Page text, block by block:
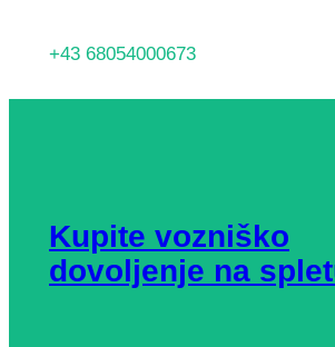
vsebino
+43 68054000673
Kupite vozniško
dovoljenje na